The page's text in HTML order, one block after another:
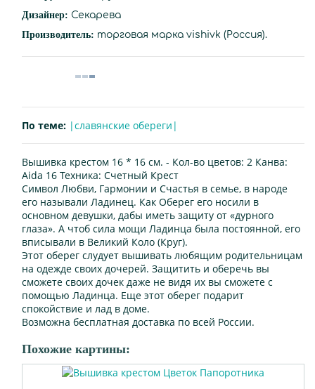
Дизайнер: Секарева
Производитель: торговая марка vishivk (Россия).
По теме: |славянские обереги|
Вышивка крестом 16 * 16 см. - Кол-во цветов: 2 Канва:
Aida 16 Техника: Счетный Крест
Символ Любви, Гармонии и Счастья в семье, в народе
его называли Ладинец. Как Оберег его носили в
основном девушки, дабы иметь защиту от «дурного
глаза». А чтоб сила мощи Ладинца была постоянной, его
вписывали в Великий Коло (Круг).
Этот оберег слудует вышивать любящим родительницам
на одежде своих дочерей. Защитить и оберечь вы
сможете своих дочек даже не видя их вы сможете с
помощью Ладинца. Еще этот оберег подарит
спокойствие и лад в доме.
Возможна бесплатная доставка по всей России.
Похожие картины: